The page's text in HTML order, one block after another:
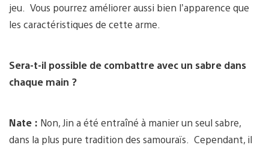
jeu. Vous pourrez améliorer aussi bien l’apparence que
les caractéristiques de cette arme.
Sera-t-il possible de combattre avec un sabre dans
chaque main ?
Nate : Non, Jin a été entraîné à manier un seul sabre,
dans la plus pure tradition des samouraïs. Cependant, il